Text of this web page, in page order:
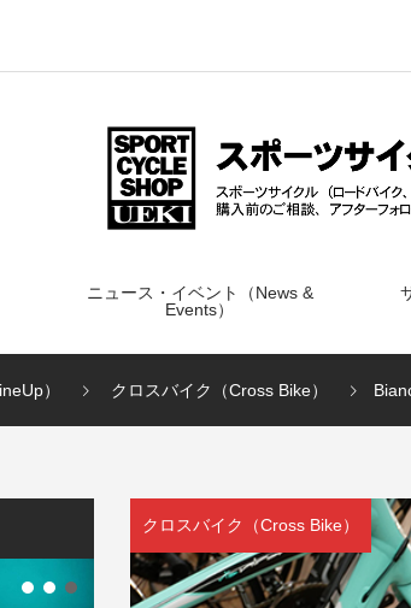
ニュース・イベント（News &
Events）
ーオーダーフレーム】
CANNONDALE
ーク R1B INFINITO
SHIMANO MTBシュ
塾】メンバー募集のお知
TREK カスタムオーダ
） クロスバイク（Cross Bike）
クロスバイク（Cross Bike）